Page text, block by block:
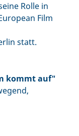
Rolle in
Film
statt.
kommt auf"